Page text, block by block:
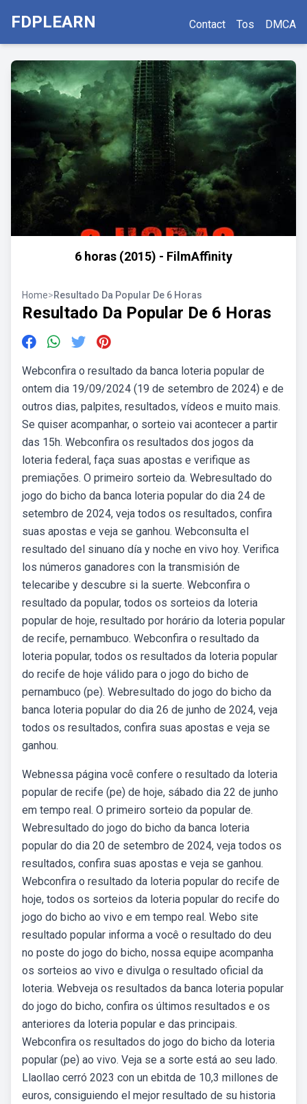
FDPLEARN Contact Tos DMCA
6 horas (2015) - FilmAffinity
Home>Resultado Da Popular De 6 Horas
Resultado Da Popular De 6 Horas
Webconfira o resultado da banca loteria popular de
ontem dia 19/09/2024 (19 de setembro de 2024) e de
outros dias, palpites, resultados, vídeos e muito mais.
Se quiser acompanhar, o sorteio vai acontecer a partir
das 15h. Webconfira os resultados dos jogos da
loteria federal, faça suas apostas e verifique as
premiações. O primeiro sorteio da. Webresultado do
jogo do bicho da banca loteria popular do dia 24 de
setembro de 2024, veja todos os resultados, confira
suas apostas e veja se ganhou. Webconsulta el
resultado del sinuano día y noche en vivo hoy. Verifica
los números ganadores con la transmisión de
telecaribe y descubre si la suerte. Webconfira o
resultado da popular, todos os sorteios da loteria
popular de hoje, resultado por horário da loteria popular
de recife, pernambuco. Webconfira o resultado da
loteria popular, todos os resultados da loteria popular
do recife de hoje válido para o jogo do bicho de
pernambuco (pe). Webresultado do jogo do bicho da
banca loteria popular do dia 26 de junho de 2024, veja
todos os resultados, confira suas apostas e veja se
ganhou.
Webnessa página você confere o resultado da loteria
popular de recife (pe) de hoje, sábado dia 22 de junho
em tempo real. O primeiro sorteio da popular de.
Webresultado do jogo do bicho da banca loteria
popular do dia 20 de setembro de 2024, veja todos os
resultados, confira suas apostas e veja se ganhou.
Webconfira o resultado da loteria popular do recife de
hoje, todos os sorteios da loteria popular do recife do
jogo do bicho ao vivo e em tempo real. Webo site
resultado popular informa a você o resultado do deu
no poste do jogo do bicho, nossa equipe acompanha
os sorteios ao vivo e divulga o resultado oficial da
loteria. Webveja os resultados da banca loteria popular
do jogo do bicho, confira os últimos resultados e os
anteriores da loteria popular e das principais.
Webconfira os resultados do jogo do bicho da loteria
popular (pe) ao vivo. Veja se a sorte está ao seu lado.
Llaollao cerró 2023 con un ebitda de 10,3 millones de
euros, consiguiendo el mejor resultado de su historia